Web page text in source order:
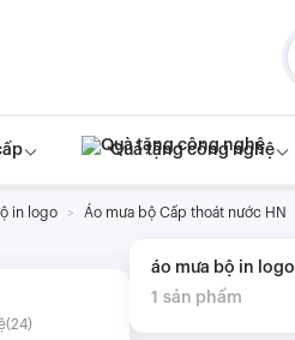
Quà tặng công nghệ
in logo Áo mưa bộ Cấp thoát nước HN
(24)
áo mưa bộ in logo
1 sản phẩm